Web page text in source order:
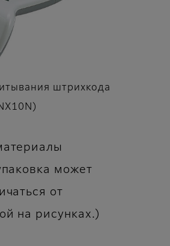
штрихкода
может
от
на рисунках.)